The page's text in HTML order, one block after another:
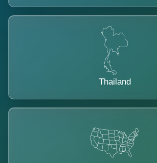
Thailand